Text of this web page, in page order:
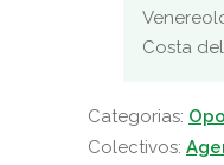
Costa
Categorias:
Colectivos: